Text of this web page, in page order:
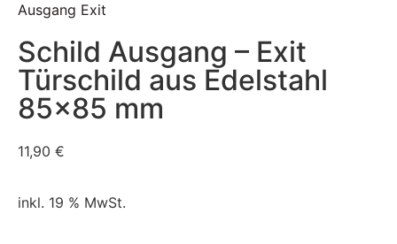
Ausgang Exit
Schild Ausgang – Exit
Türschild aus Edelstahl
85×85 mm
11,90 €
inkl. 19 % MwSt.